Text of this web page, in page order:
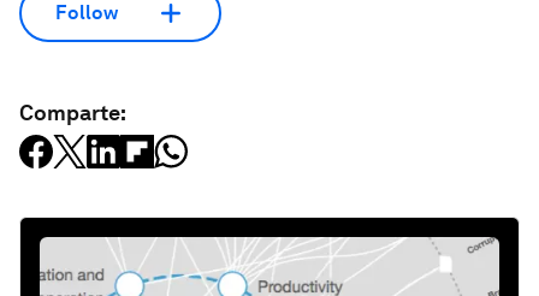
Follow
Comparte: